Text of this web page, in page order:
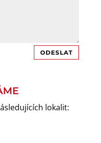
ODESLAT
lokalit: